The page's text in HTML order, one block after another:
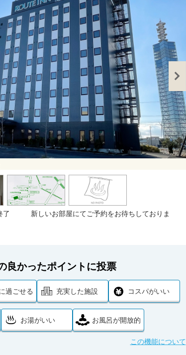
了 新しいお部屋にてご予約をお待ちしておりま
良かったポイントに投票
過ごせる 充実した施設 コスパがいい
お湯がいい お風呂が開放的
この機能について